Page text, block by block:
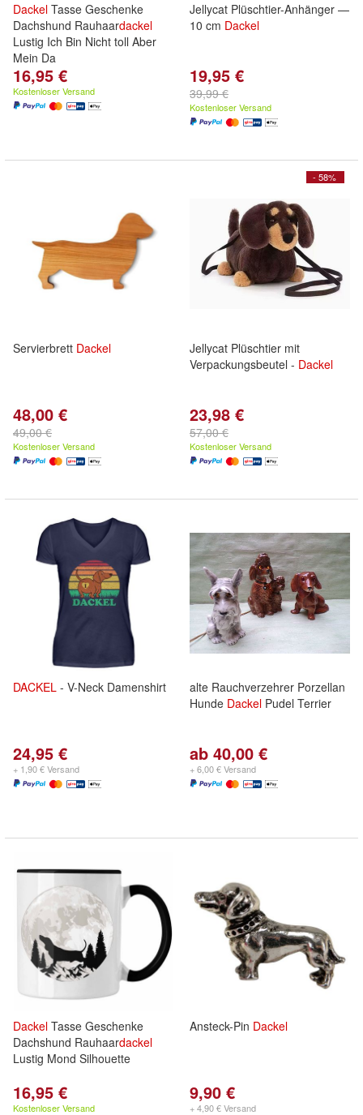
Dackel Tasse Geschenke
Dachshund Rauhaardackel
Lustig Ich Bin Nicht toll Aber
Mein Da
16,95 €
Kostenloser Versand
Jellycat Plüschtier-Anhänger —
10 cm Dackel
19,95 €
39,99 €
Kostenloser Versand
Servierbrett Dackel
48,00 €
49,00 €
Kostenloser Versand
- 58%
Jellycat Plüschtier mit
Verpackungsbeutel - Dackel
23,98 €
57,00 €
Kostenloser Versand
DACKEL - V-Neck Damenshirt
24,95 €
+ 1,90 € Versand
alte Rauchverzehrer Porzellan
Hunde Dackel Pudel Terrier
ab 40,00 €
+ 6,00 € Versand
Dackel Tasse Geschenke
Dachshund Rauhaardackel
Lustig Mond Silhouette
16,95 €
Kostenloser Versand
Ansteck-Pin Dackel
9,90 €
+ 4,90 € Versand